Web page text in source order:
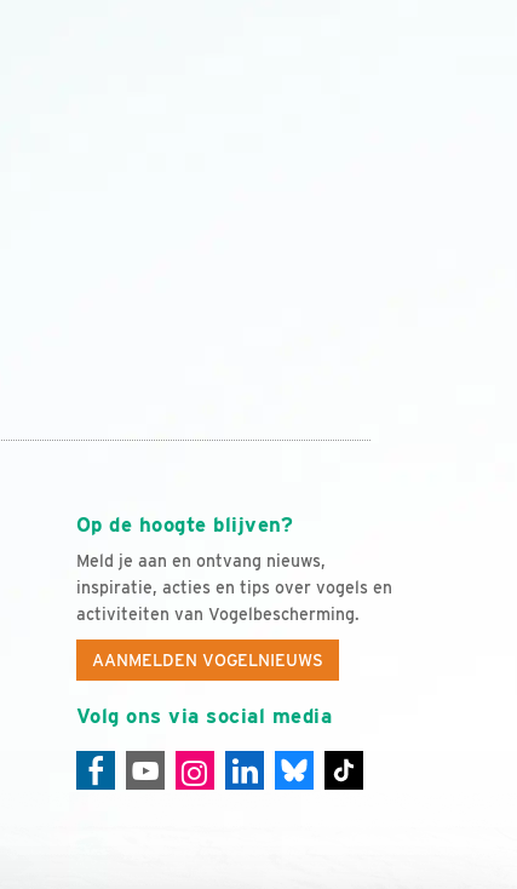
Op de hoogte blijven?
Meld je aan en ontvang nieuws,
inspiratie, acties en tips over vogels en
activiteiten van Vogelbescherming.
AANMELDEN VOGELNIEUWS
Volg ons via social media